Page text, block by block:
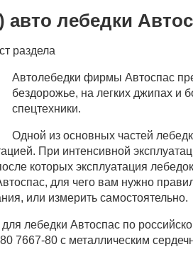
авто лебедки
раздела
Автолебедки фирмы Автоспас
бездорожье, на легких джипах и
спецтехники.
Одной из основных частей
При интенсивной
которых эксплуатация
для чего вам нужно
или измерить самостоятельно.
лебедки Автоспас по
7667-80 с металлическим